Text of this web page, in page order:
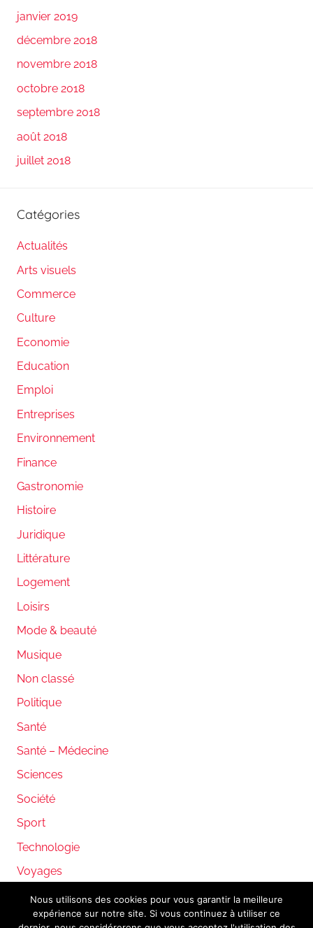
janvier 2019
décembre 2018
novembre 2018
octobre 2018
septembre 2018
août 2018
juillet 2018
Catégories
Actualités
Arts visuels
Commerce
Culture
Economie
Education
Emploi
Entreprises
Environnement
Finance
Gastronomie
Histoire
Juridique
Littérature
Logement
Loisirs
Mode & beauté
Musique
Non classé
Politique
Santé
Santé – Médecine
Sciences
Société
Sport
Technologie
Voyages
Nous utilisons des cookies pour vous garantir la meilleure
expérience sur notre site. Si vous continuez à utiliser ce